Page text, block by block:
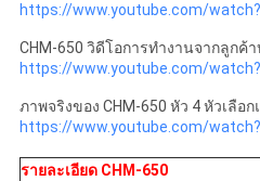
https://www.youtube.com/
CHM-650 วิดีโอการทํางานจากลูกค้า
https://www.youtube.com/
ภาพจริงของ CHM-650 หัว 4 หัวเลือ
https://www.youtube.com/
รายละเอียด CHM-650